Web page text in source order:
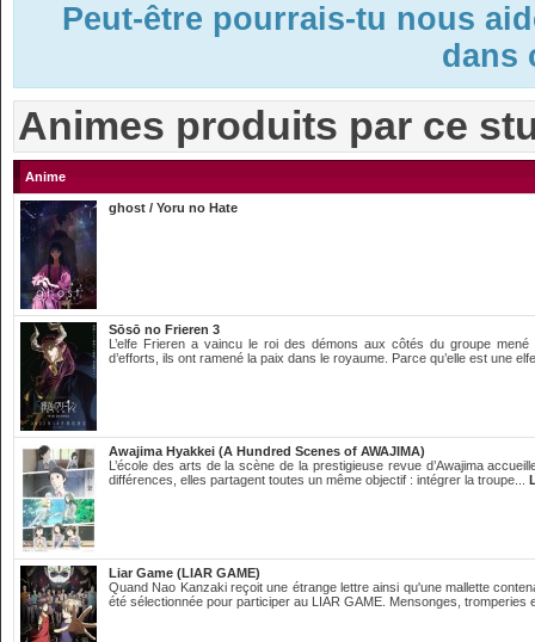
Peut-être pourrais-tu nous
dans
Animes produits par ce
Anime
ghost / Yoru no Hate
Sōsō no Frieren 3
L’elfe Frieren a vaincu le roi des démons aux côtés du groupe
d’efforts, ils ont ramené la paix dans le royaume. Parce qu’elle est une
Awajima Hyakkei (A Hundred Scenes of AWAJIMA)
L’école des arts de la scène de la prestigieuse revue d’Awajima
différences, elles partagent toutes un même objectif : intégrer la troupe...
Liar Game (LIAR GAME)
Quand Nao Kanzaki reçoit une étrange lettre ainsi qu'une mallette
été sélectionnée pour participer au LIAR GAME. Mensonges, tromperies